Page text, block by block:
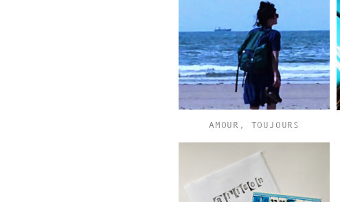
AMOUR, TOUJOURS